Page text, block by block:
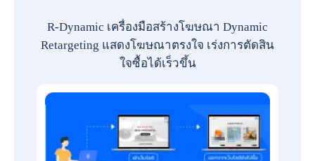
R-Dynamic เครื่องมือสร้างโฆษณา Dynamic
Retargeting แสดงโฆษณาตรงใจ เร่งการตัดสิน
ใจซื้อได้เร็วขึ้น